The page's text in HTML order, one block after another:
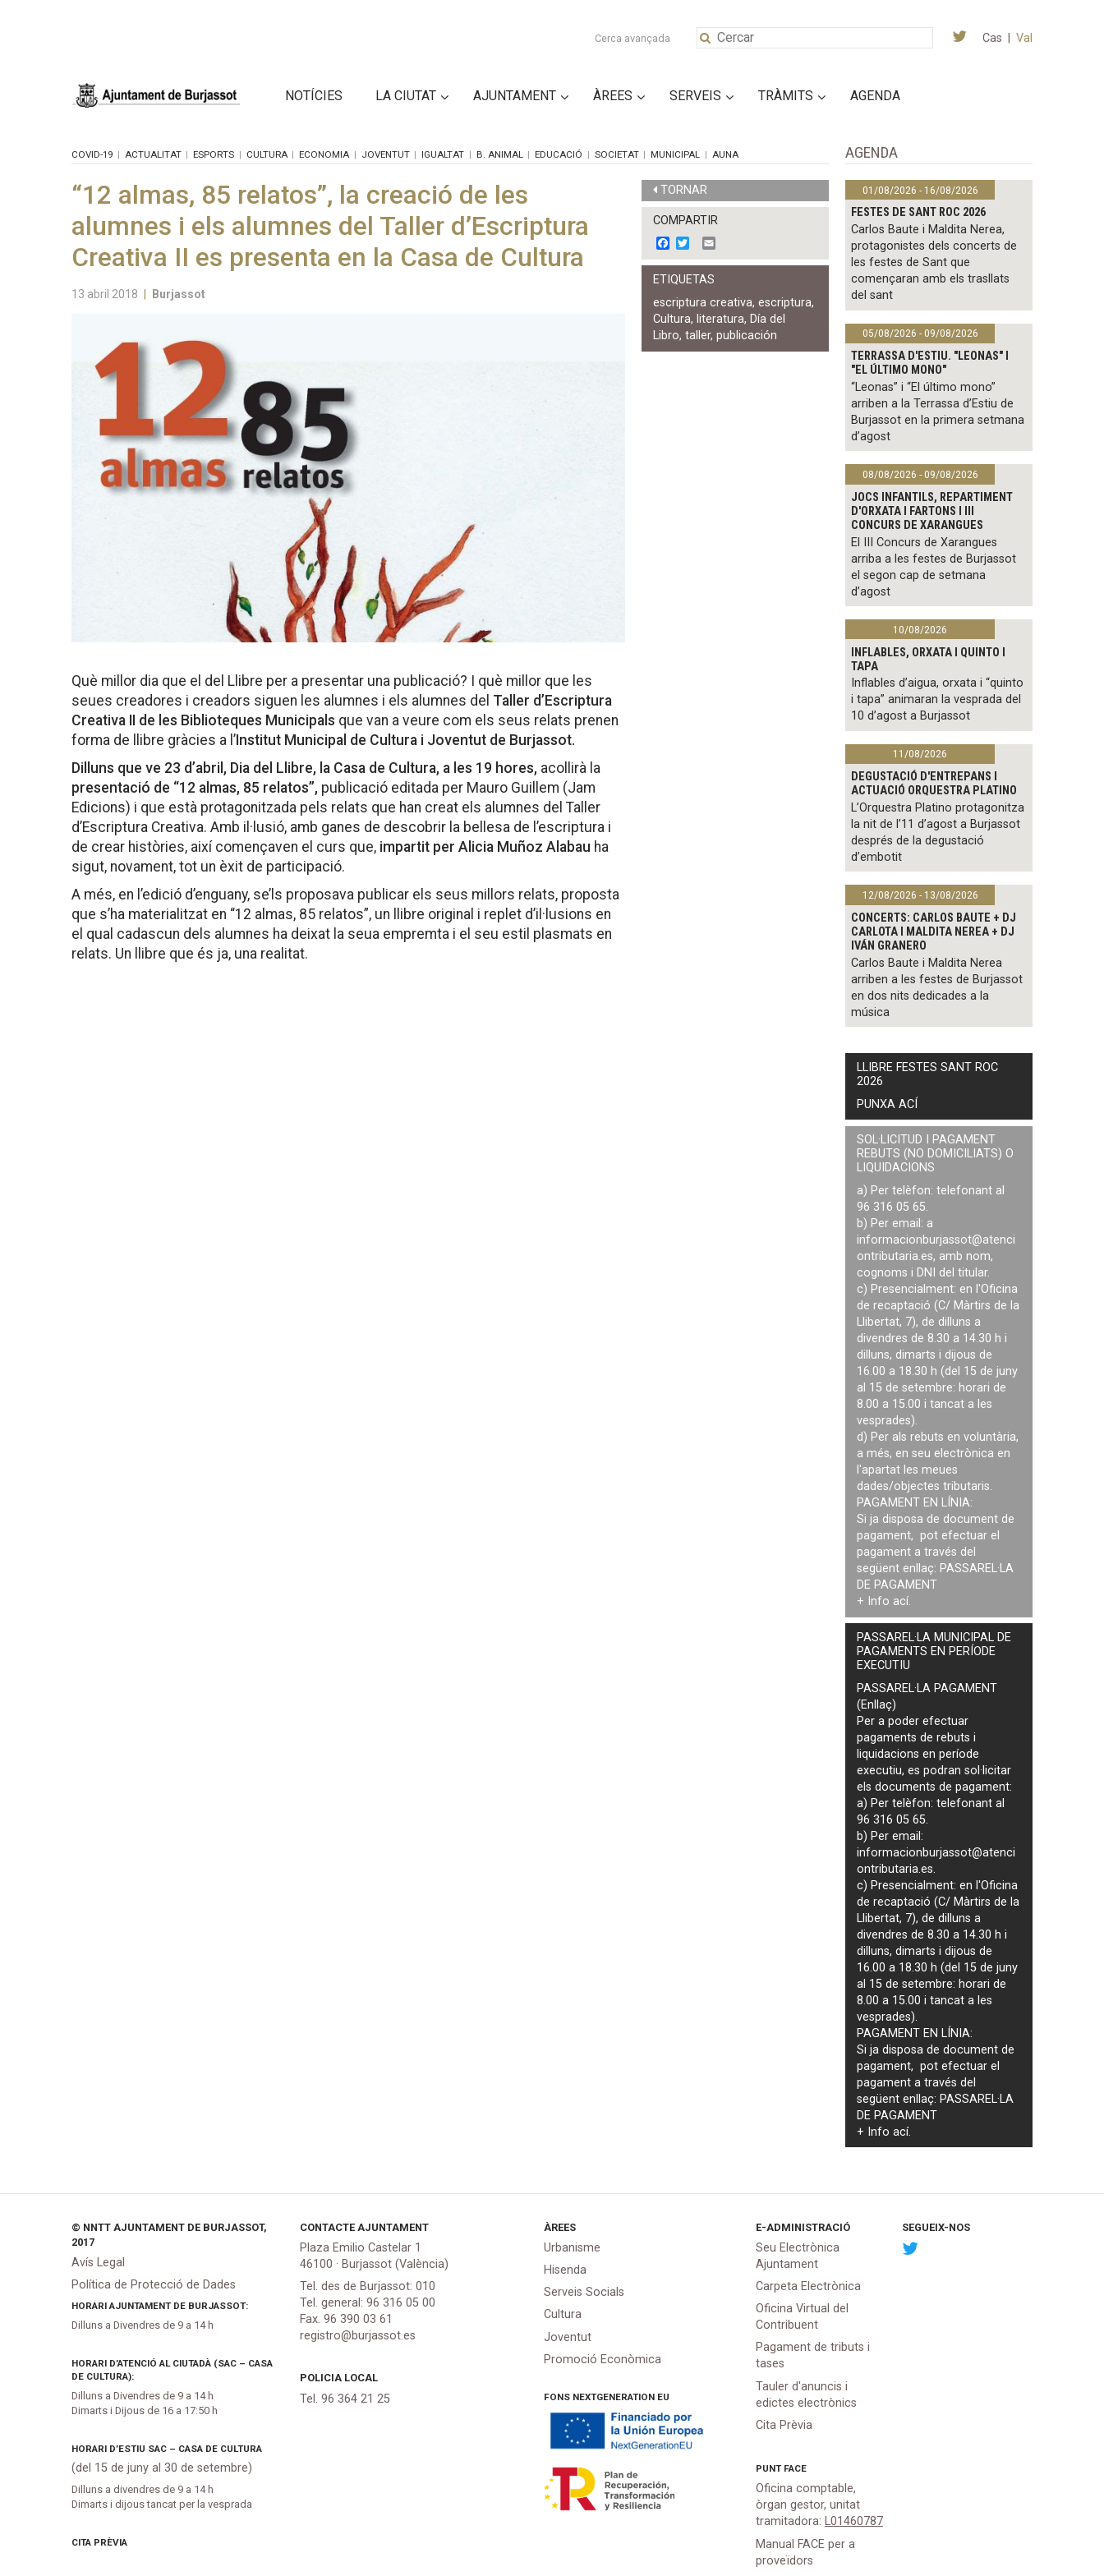
Cerca avançada Cas Val
NOTÍCIES LA CIUTAT AJUNTAMENT ÀREES SERVEIS TRÀMITS AGENDA
COVID-19 ACTUALITAT ESPORTS CULTURA ECONOMIA JOVENTUT IGUALTAT B. ANIMAL EDUCACIÓ SOCIETAT MUNICIPAL AUNA
“12 almas, 85 relatos”, la creació de les
alumnes i els alumnes del Taller d’Escriptura
Creativa II es presenta en la Casa de Cultura
13 abril 2018 Burjassot
Què millor dia que el del Llibre per a presentar una publicació? I què millor que les
seues creadores i creadors siguen les alumnes i els alumnes del Taller d’Escriptura
Creativa II de les Biblioteques Municipals que van a veure com els seus relats prenen
forma de llibre gràcies a l’ Institut Municipal de Cultura i Joventut de Burjassot.
Dilluns que ve 23 d’abril, Dia del Llibre, la Casa de Cultura, a les 19 hores, acollirà la
presentació de “12 almas, 85 relatos”, publicació editada per Mauro Guillem (Jam
Edicions) i que està protagonitzada pels relats que han creat els alumnes del Taller
d’Escriptura Creativa. Amb il·lusió, amb ganes de descobrir la bellesa de l’escriptura i
de crear històries, així començaven el curs que, impartit per Alicia Muñoz Alabau ha
sigut, novament, tot un èxit de participació.
A més, en l’edició d’enguany, se’ls proposava publicar els seus millors relats, proposta
que s’ha materialitzat en “12 almas, 85 relatos”, un llibre original i replet d’il·lusions en
el qual cadascun dels alumnes ha deixat la seua empremta i el seu estil plasmats en
relats. Un llibre que és ja, una realitat.
TORNAR
COMPARTIR
F
a
c
e
b
o
o
k
w
i
t
e
r
m
a
ETIQUETAS
escriptura creativa,escriptura,
Cultura, literatura, Día del
Libro,taller,publicación
AGENDA
01/08/2026 - 16/08/2026
FESTES DE SANT ROC 2026
Carlos Baute i Maldita Nerea,
protagonistes dels concerts de
les festes de Sant que
començaran amb els trasllats
del sant
05/08/2026 - 09/08/2026
TERRASSA D'ESTIU. "LEONAS" I
"EL ÚLTIMO MONO"
“Leonas” i “El último mono”
arriben a la Terrassa d’Estiu de
Burjassot en la primera setmana
d’agost
08/08/2026 - 09/08/2026
JOCS INFANTILS, REPARTIMENT
D'ORXATA I FARTONS I III
CONCURS DE XARANGUES
El III Concurs de Xarangues
arriba a les festes de Burjassot
el segon cap de setmana
d’agost
10/08/2026
INFLABLES, ORXATA I QUINTO I
TAPA
Inflables d’aigua, orxata i “quinto
i tapa” animaran la vesprada del
10 d’agost a Burjassot
11/08/2026
DEGUSTACIÓ D'ENTREPANS I
ACTUACIÓ ORQUESTRA PLATINO
L’Orquestra Platino protagonitza
la nit de l’11 d’agost a Burjassot
després de la degustació
d’embotit
12/08/2026 - 13/08/2026
CONCERTS: CARLOS BAUTE + DJ
CARLOTA I MALDITA NEREA + DJ
IVÁN GRANERO
Carlos Baute i Maldita Nerea
arriben a les festes de Burjassot
en dos nits dedicades a la
música
LLIBRE FESTES SANT ROC
2026
PUNXA ACÍ
SOL·LICITUD I PAGAMENT
REBUTS (NO DOMICILIATS) O
LIQUIDACIONS
a) Per telèfon: telefonant al
96 316 05 65.
b) Per email: a
informacionburjassot@atenci
ontributaria.es, amb nom,
cognoms i DNI del titular.
c) Presencialment: en l'Oficina
de recaptació (C/ Màrtirs de la
Llibertat, 7), de dilluns a
divendres de 8.30 a 14.30 h i
dilluns, dimarts i dijous de
16.00 a 18.30 h (del 15 de juny
al 15 de setembre: horari de
8.00 a 15.00 i tancat a les
vesprades).
d) Per als rebuts en voluntària,
a més, en seu electrònica en
l'apartat les meues
dades/objectes tributaris.
PAGAMENT EN LÍNIA:
Si ja disposa de document de
pagament, pot efectuar el
pagament a través del
següent enllaç: PASSAREL·LA
DE PAGAMENT
+ Info ací.
PASSAREL·LA MUNICIPAL DE
PAGAMENTS EN PERÍODE
EXECUTIU
PASSAREL·LA PAGAMENT
(Enllaç)
Per a poder efectuar
pagaments derebuts i
liquidacions en període
executiu, es podransol·licitar
els documents de pagament:
a) Per telèfon: telefonant al
96 316 05 65.
b) Per email:
informacionburjassot@atenci
ontributaria.es.
c) Presencialment: en l'Oficina
de recaptació (C/ Màrtirs de la
Llibertat, 7), de dilluns a
divendres de 8.30 a 14.30 h i
dilluns, dimarts i dijous de
16.00 a 18.30 h (del 15 de juny
al 15 de setembre: horari de
8.00 a 15.00 i tancat a les
vesprades).
PAGAMENT EN LÍNIA:
Si ja disposa de document de
pagament, pot efectuar el
pagament a través del
següent enllaç: PASSAREL·LA
DE PAGAMENT
+ Infoací.
© NNTT AJUNTAMENT DE BURJASSOT,
2017
Avís Legal
Política de Protecció de Dades
HORARI AJUNTAMENT DE BURJASSOT:
Dilluns a Divendres de 9 a 14 h
HORARI D’ATENCIÓ AL CIUTADÀ (SAC – CASA
DE CULTURA):
Dilluns a Divendres de 9 a 14 h
Dimarts i Dijous de 16 a 17:50 h
HORARI D’ESTIU SAC – CASA DE CULTURA
(del 15 de juny al 30 de setembre)
Dilluns a divendres de 9 a 14 h
Dimarts i dijous tancat per la vesprada
CITA PRÈVIA
CONTACTE AJUNTAMENT
Plaza Emilio Castelar 1
46100 · Burjassot (València)
Tel. des de Burjassot: 010
Tel. general: 96 316 05 00
Fax. 96 390 03 61
registro@burjassot.es
POLICIA LOCAL
Tel. 96 364 21 25
ÀREES
Urbanisme
Hisenda
Serveis Socials
Cultura
Joventut
Promoció Econòmica
FONS NEXTGENERATION EU
E-ADMINISTRACIÓ
Seu Electrònica
Ajuntament
Carpeta Electrònica
Oficina Virtual del
Contribuent
Pagament de tributs i
tases
Tauler d'anuncis i
edictes electrònics
Cita Prèvia
PUNT FACE
Oficina comptable,
òrgan gestor, unitat
tramitadora: L01460787
Manual FACE per a
proveïdors
SEGUEIX-NOS